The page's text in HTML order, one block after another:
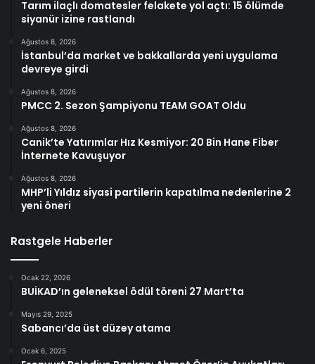
Tarım ilaçlı domatesler felakete yol açtı: 15 ölümde
siyanür izine rastlandı
Ağustos 8, 2026
İstanbul’da market ve bakkallarda yeni uygulama
devreye girdi
Ağustos 8, 2026
PMCC 2. Sezon Şampiyonu TEAM GOAT Oldu
Ağustos 8, 2026
Canik’te Yatırımlar Hız Kesmiyor: 20 Bin Hane Fiber
İnternete Kavuşuyor
Ağustos 8, 2026
MHP’li Yıldız siyasi partilerin kapatılma nedenlerine 2
yeni öneri
Rastgele Haberler
Ocak 22, 2026
BUİKAD’ın geleneksel ödül töreni 27 Mart’ta
Mayıs 29, 2025
Sabancı’da üst düzey atama
Ocak 6, 2025